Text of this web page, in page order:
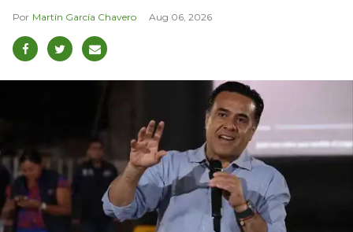
Martín García Chavero Aug 06, 2026